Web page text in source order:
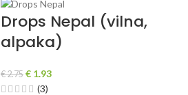
Drops Nepal (vilna,
alpaka)
€2.75 €1.93
(3)